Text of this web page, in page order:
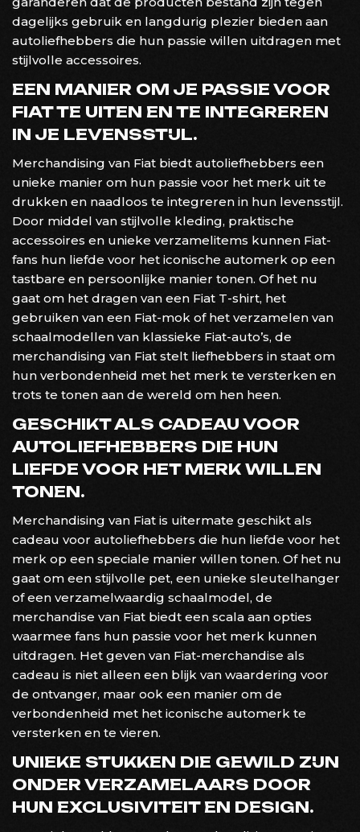
dagelijks gebruik en langdurig plezier bieden aan
autoliefhebbers die hun passie willen uitdragen met
stijlvolle accessoires.
EEN MANIER OM JE PASSIE VOOR
FIAT TE UITEN EN TE INTEGREREN
IN JE LEVENSSTIJL.
Merchandising van Fiat biedt autoliefhebbers een
unieke manier om hun passie voor het merk uit te
drukken en naadloos te integreren in hun levensstijl.
Door middel van stijlvolle kleding, praktische
accessoires en unieke verzamelitems kunnen Fiat-
fans hun liefde voor het iconische automerk op een
tastbare en persoonlijke manier tonen. Of het nu
gaat om het dragen van een Fiat T-shirt, het
gebruiken van een Fiat-mok of het verzamelen van
schaalmodellen van klassieke Fiat-auto’s, de
merchandising van Fiat stelt liefhebbers in staat om
hun verbondenheid met het merk te versterken en
trots te tonen aan de wereld om hen heen.
GESCHIKT ALS CADEAU VOOR
AUTOLIEFHEBBERS DIE HUN
LIEFDE VOOR HET MERK WILLEN
TONEN.
Merchandising van Fiat is uitermate geschikt als
cadeau voor autoliefhebbers die hun liefde voor het
merk op een speciale manier willen tonen. Of het nu
gaat om een stijlvolle pet, een unieke sleutelhanger
of een verzamelwaardig schaalmodel, de
merchandise van Fiat biedt een scala aan opties
waarmee fans hun passie voor het merk kunnen
uitdragen. Het geven van Fiat-merchandise als
cadeau is niet alleen een blijk van waardering voor
de ontvanger, maar ook een manier om de
verbondenheid met het iconische automerk te
versterken en te vieren.
UNIEKE STUKKEN DIE GEWILD ZIJN
ONDER VERZAMELAARS DOOR
HUN EXCLUSIVITEIT EN DESIGN.